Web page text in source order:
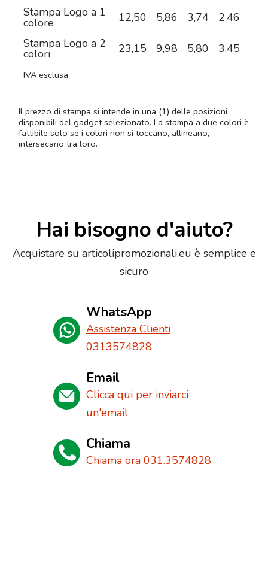
Stampa Logo a 1
colore 12,50 5,86 3,74 2,46
Stampa Logo a 2
colori 23,15 9,98 5,80 3,45
IVA esclusa
Il prezzo di stampa si intende in una (1) delle posizioni
disponibili del gadget selezionato. La stampa a due colori è
fattibile solo se i colori non si toccano, allineano,
intersecano tra loro.
Hai bisogno d'aiuto?
Acquistare su articolipromozionali.eu è semplice e
sicuro
WhatsApp
Assistenza Clienti
0313574828
Email
Clicca qui per inviarci
un'email
Chiama
Chiama ora 031.3574828